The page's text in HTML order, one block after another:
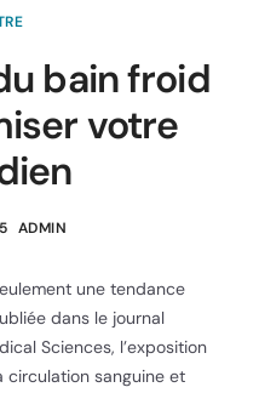
bain froid
votre
ADMIN
une tendance
dans le journal
Sciences, l’exposition
circulation sanguine et